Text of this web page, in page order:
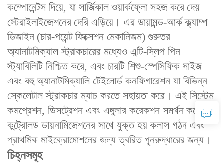
কম্পোনেন্টস দিয়ে, যা সার্জিকাল ওয়ার্কফ্লো সহজ করে দেয়
স্টেরাইলাইজেশনের দেরি এড়িয়ে। এর ডায়ামন্ড-আর্ক ক্ল্যাম্প
ডিজাইন (চার-পয়েন্ট ফিক্সেশন মেকানিজম) গুরুতর
অ্যানাটমিক্যাল স্ট্রাকচারের মধ্যেও এন্টি-স্লিপ পিন
স্ট্যাবিলিটি নিশ্চিত করে, এবং চারটি শিশু-স্পেসিফিক সাইজ
এবং বহু অ্যানাটমিক্যালি টেইলোর্ড কনফিগারেশন যা বিভিন্ন
স্কেলেটাল স্ট্রাকচার ম্যাচ করতে সহায়তা করে। এই সিস্টেম
কমপ্রেশন, ডিসট্রেশন এবং এঙ্গুলার করেকশন সমর্থন করে, যা
কন্ট্রোলড ডায়নামিজেশনের সাথে যুক্ত হয় কলাস গঠন এবং
প্রাথমিক মাইক্রোমোশনের জন্য ত্বরিত পুনরুদ্ধারের জন্য।
চিহ্নসমূহ